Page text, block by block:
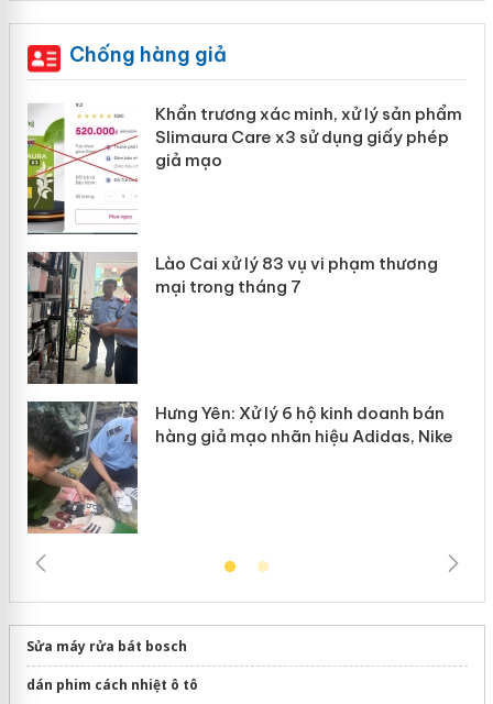
Chống hàng giả
Khẩn trương xác minh, xử lý sản phẩm
Slimaura Care x3 sử dụng giấy phép
giả mạo
Lào Cai xử lý 83 vụ vi phạm thương
mại trong tháng 7
Hưng Yên: Xử lý 6 hộ kinh doanh bán
hàng giả mạo nhãn hiệu Adidas, Nike
Sửa máy rửa bát bosch
dán phim cách nhiệt ô tô